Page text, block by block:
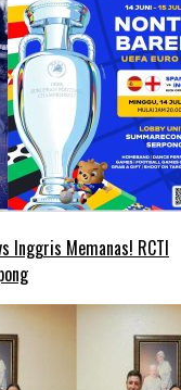
Inggris Memanas! RCTI